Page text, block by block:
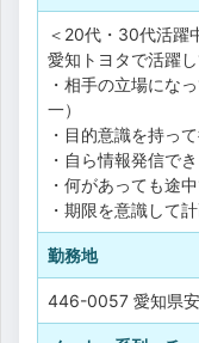
＜20代・30代活躍
愛知トヨタで活躍
・相手の立場にな
一）
・目的意識を持っ
・自ら情報発信で
・何があっても途
・期限を意識して
勤務地
446-0057 愛知県